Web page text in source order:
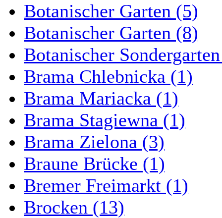
Botanischer Garten (5)
Botanischer Garten (8)
Botanischer
Brama Chlebnicka (1)
Brama Mariacka (1)
Brama Stagiewna (1)
Brama Zielona (3)
Braune Brücke (1)
Bremer Freimarkt (1)
Brocken (13)